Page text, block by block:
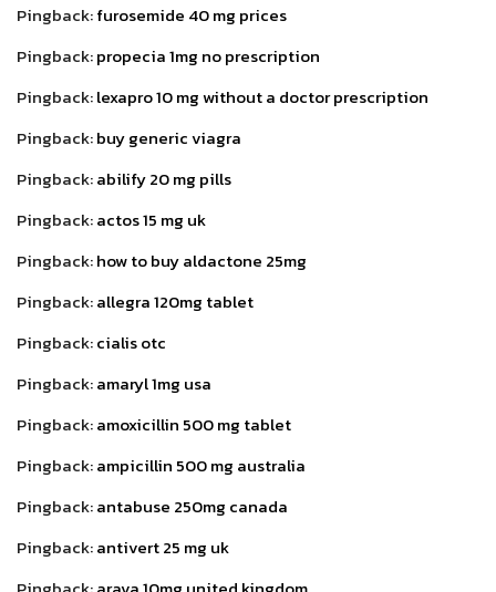
Pingback:furosemide 40 mg prices
Pingback:propecia 1mg no prescription
Pingback:lexapro 10 mg without a doctor prescription
Pingback:buy generic viagra
Pingback:abilify 20 mg pills
Pingback:actos 15 mg uk
Pingback:how to buy aldactone 25mg
Pingback:allegra 120mg tablet
Pingback:cialis otc
Pingback:amaryl 1mg usa
Pingback:amoxicillin 500 mg tablet
Pingback:ampicillin 500 mg australia
Pingback:antabuse 250mg canada
Pingback:antivert 25 mg uk